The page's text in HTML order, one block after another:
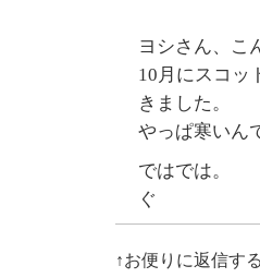
ヨシさん、こ
10月にスコッ
きました。
やっぱ寒いん
ではでは。
ぐ
↑お便りに返信す